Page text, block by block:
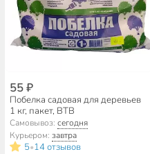
55 ₽
Побелка садовая для деревьев
1 кг, пакет, ВТВ
Самовывоз:сегодня
Курьером:завтра
5•14 отзывов